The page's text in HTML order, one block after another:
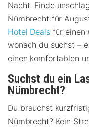
Nacht. Finde
Nümbrecht für
Hotel Deals für einen
wonach du suchst –
einen komfortablen
Suchst du ein
Nümbrecht?
Du brauchst
Nümbrecht? Kein